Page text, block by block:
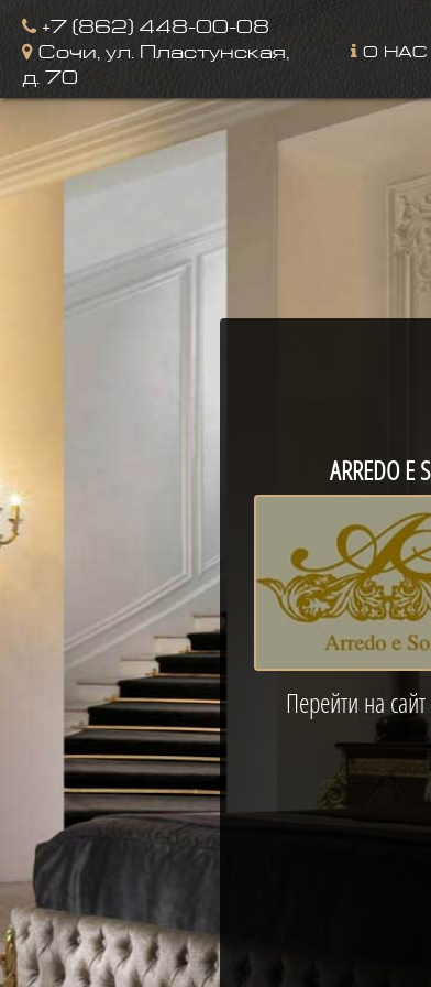
+7 (862) 448-00-08
Сочи, ул. Пластунская,
д. 70
О НАС
ARREDO E
Перейти на
Image 02